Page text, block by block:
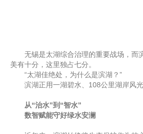
无锡是太湖综合治理的重要战场，而滨
美有十分，这里独占七分。
“太湖佳绝处，为什么是滨湖？”
滨湖正用一湖碧水、108公里湖岸风光
从“治水”到“智水”
数智赋能守好绿水安澜